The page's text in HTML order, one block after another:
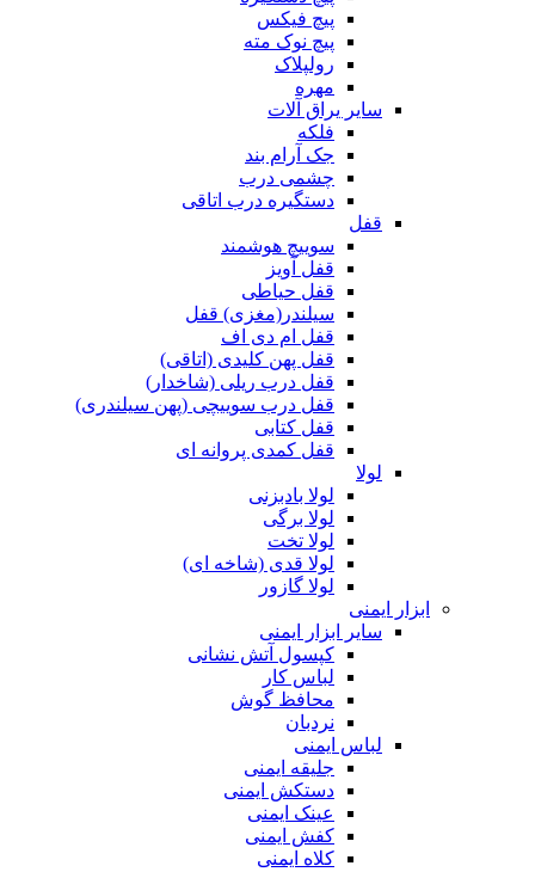
پیچ فیکس
پیچ نوک مته
رولپلاک
مهره
سایر یراق آلات
فلکه
جک آرام بند
چشمی درب
دستگیره درب اتاقی
قفل
سوییچ هوشمند
قفل آویز
قفل حیاطی
سیلندر(مغزی) قفل
قفل ام دی اف
قفل پهن کلیدی (اتاقی)
قفل درب ریلی (شاخدار)
قفل درب سوییچی (پهن سیلندری)
قفل کتابی
قفل کمدی پروانه ای
لولا
لولا بادبزنی
لولا برگی
لولا تخت
لولا قدی (شاخه ای)
لولا گازور
ابزار ایمنی
سایر ابزار ایمنی
کپسول آتش نشانی
لباس کار
محافظ گوش
نردبان
لباس ایمنی
جلیقه ایمنی
دستکش ایمنی
عینک ایمنی
کفش ایمنی
کلاه ایمنی